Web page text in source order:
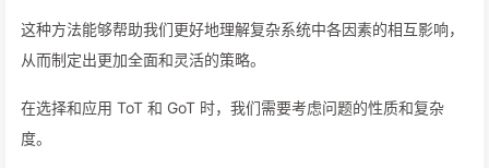
这种方法能够帮助我们更好地理解复杂系统中各因素的相互影响，
从而制定出更加全面和灵活的策略。
在选择和应用 ToT 和 GoT 时，我们需要考虑问题的性质和复杂
度。